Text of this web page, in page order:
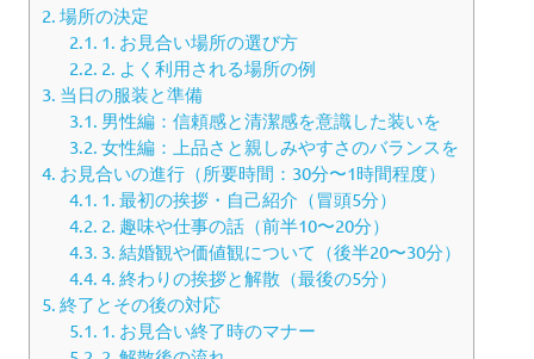
2. 場所の決定
2.1. 1. お見合い場所の選び方
2.2. 2. よく利用される場所の例
3. 当日の服装と準備
3.1. 男性編：信頼感と清潔感を意識した装いを
3.2. 女性編：上品さと親しみやすさのバランスを
4. お見合いの進行（所要時間：30分〜1時間程度）
4.1. 1. 最初の挨拶・自己紹介（冒頭5分）
4.2. 2. 趣味や仕事の話（前半10〜20分）
4.3. 3. 結婚観や価値観について（後半20〜30分）
4.4. 4. 終わりの挨拶と解散（最後の5分）
5. 終了とその後の対応
5.1. 1. お見合い終了時のマナー